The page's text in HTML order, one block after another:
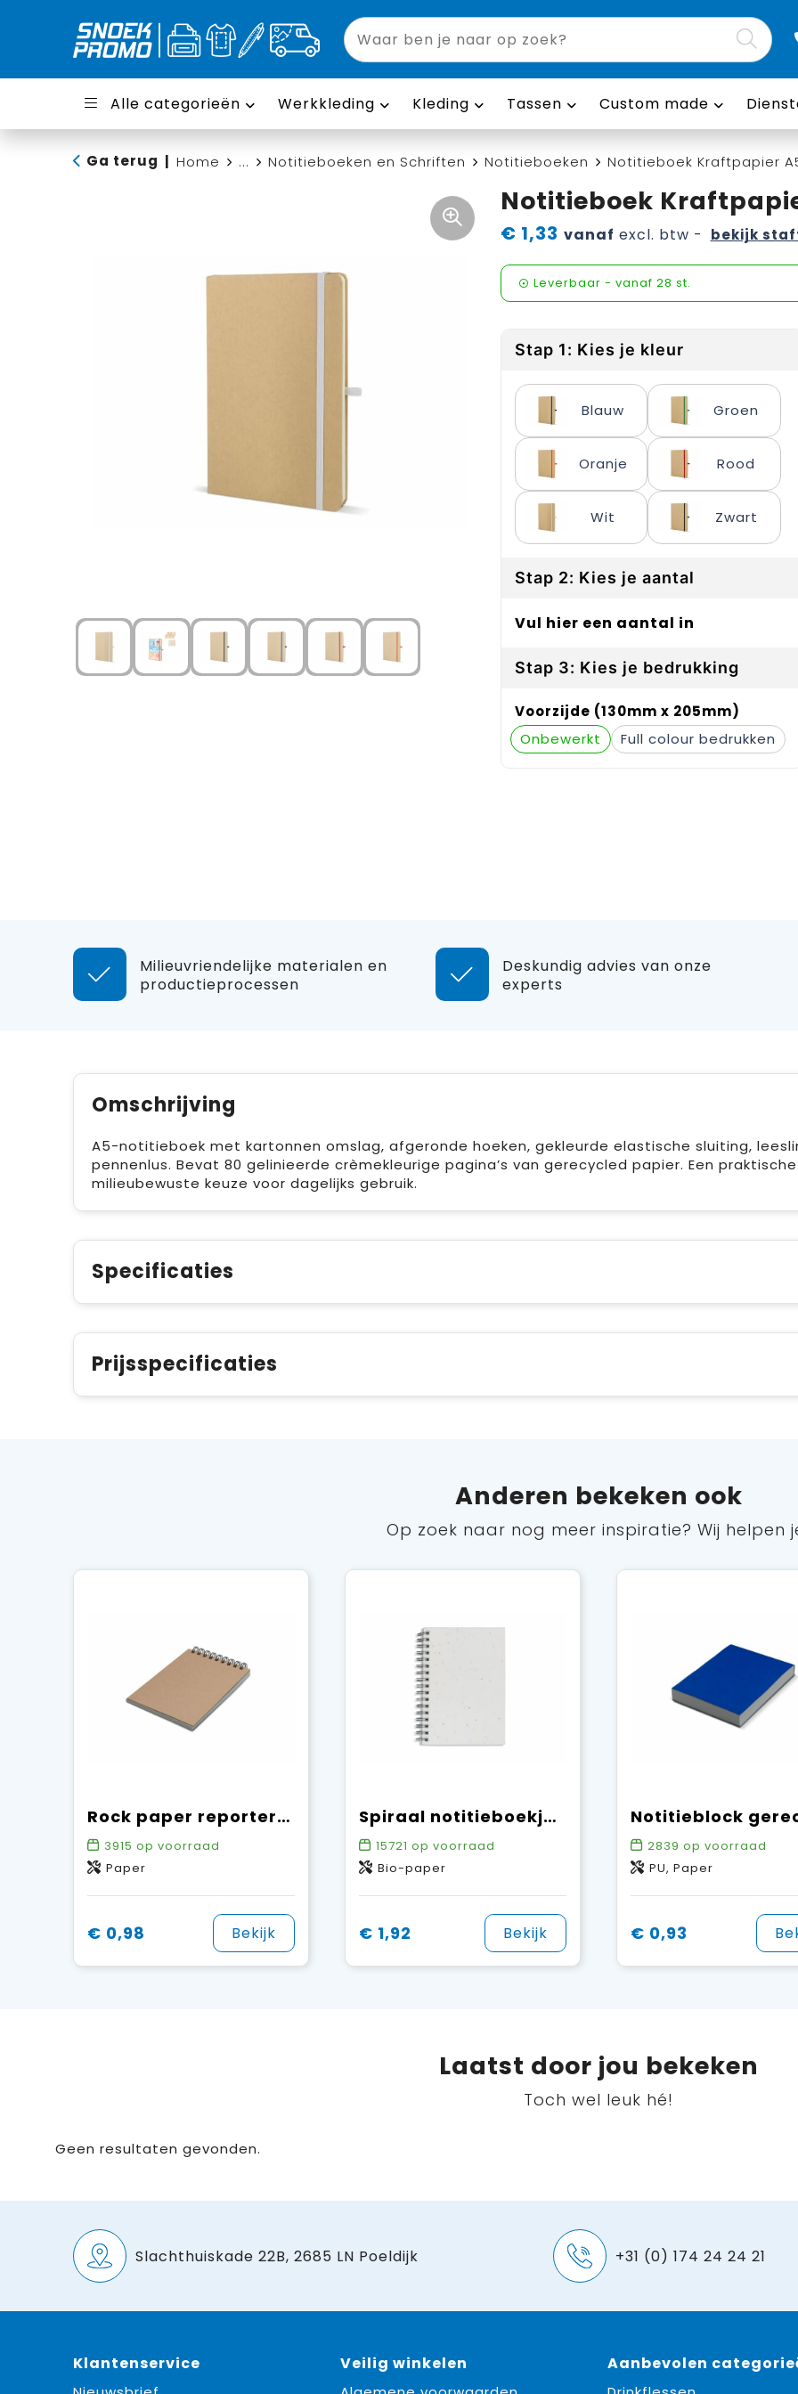
Alle categorieën Werkkleding Kleding Tassen Custom made
Ga terug Home ... Notitieboeken en Schriften Notitieboeken Notitieboek Kraftpapier
Notitieboek
€ 1,33 vanaf excl. btw - bekijk
Leverbaar - vanaf 28 st.
Stap 1: Kies je kleur
Blauw Groen
Oranje Rood
Wit Zwart
Stap 2: Kies je aantal
Vul hier een aantal in
Stap 3: Kies je bedrukking
Voorzijde (130mm x 205mm)
Onbewerkt
Full colour
Milieuvriendelijke materialen en
productieprocessen
Deskundig advies van onze
experts
Omschrijving
A5-notitieboek met kartonnen omslag, afgeronde hoeken, gekleurde elastische sluiting,
pennenlus. Bevat 80 gelinieerde crèmekleurige pagina’s van gerecycled papier. Een
milieubewuste keuze voor dagelijks gebruik.
Specificaties
Prijsspecificaties
Anderen bekeken ook
Op zoek naar nog meer inspiratie? Wij helpen
Rock paper reporterboek 85x135mm
3915 op voorraad
Paper
€ 0,98 Bekijk
Spiraal notitieboekje zaadpapier
15721 op voorraad
Bio-paper
€ 1,92 Bekijk
2839 op voorraad
PU, Paper
€ 0,93
Laatst door jou bekeken
Toch wel leuk hé!
Geen resultaten gevonden.
Slachthuiskade 22B, 2685 LN Poeldijk +31 (0) 174 24 24 21
Klantenservice Veilig winkelen Aanbevolen